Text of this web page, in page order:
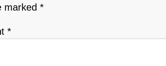
marked *
*